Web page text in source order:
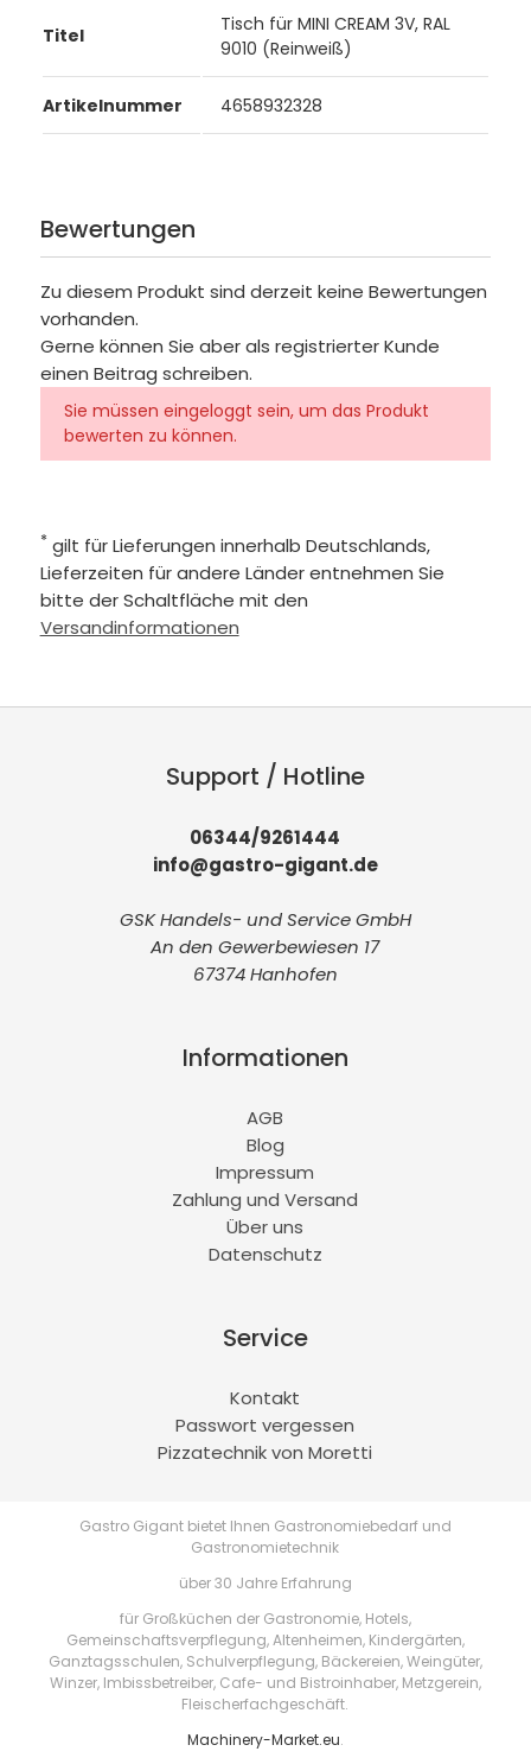
Titel
Tisch für MINI CREAM 3V, RAL
9010 (Reinweiß)
Artikelnummer 4658932328
Bewertungen
Zu diesem Produkt sind derzeit keine Bewertungen
vorhanden.
Gerne können Sie aber als registrierter Kunde
einen Beitrag schreiben.
Sie müssen eingeloggt sein, um das Produkt
bewerten zu können.
* gilt für Lieferungen innerhalb Deutschlands,
Lieferzeiten für andere Länder entnehmen Sie
bitte der Schaltfläche mit den
Versandinformationen
Support / Hotline
06344/9261444
info@gastro-gigant.de
GSK Handels- und Service GmbH
An den Gewerbewiesen 17
67374 Hanhofen
Informationen
AGB
Blog
Impressum
Zahlung und Versand
Über uns
Datenschutz
Service
Kontakt
Passwort vergessen
Pizzatechnik von Moretti
Gastro Gigant bietet Ihnen Gastronomiebedarf und
Gastronomietechnik
über 30 Jahre Erfahrung
für Großküchen der Gastronomie, Hotels,
Gemeinschaftsverpflegung, Altenheimen, Kindergärten,
Ganztagsschulen, Schulverpflegung, Bäckereien, Weingüter,
Winzer, Imbissbetreiber, Cafe- und Bistroinhaber, Metzgerein,
Fleischerfachgeschäft.
Machinery-Market.eu.